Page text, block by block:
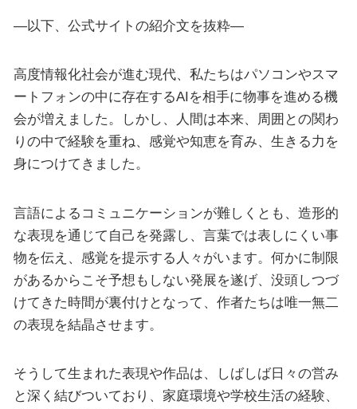
—以下、公式サイトの紹介文を抜粋—
高度情報化社会が進む現代、私たちはパソコンやスマ
ートフォンの中に存在するAIを相手に物事を進める機
会が増えました。しかし、人間は本来、周囲との関わ
りの中で経験を重ね、感覚や知恵を育み、生きる力を
身につけてきました。
言語によるコミュニケーションが難しくとも、造形的
な表現を通じて自己を発露し、言葉では表しにくい事
物を伝え、感覚を提示する人々がいます。何かに制限
があるからこそ予想もしない発展を遂げ、没頭しつづ
けてきた時間が裏付けとなって、作者たちは唯一無二
の表現を結晶させます。
そうして生まれた表現や作品は、しばしば日々の営み
と深く結びついており、家庭環境や学校生活の経験、